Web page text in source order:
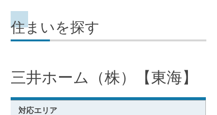
住まいを探す
三井ホーム（株）【東海】
対応エリア